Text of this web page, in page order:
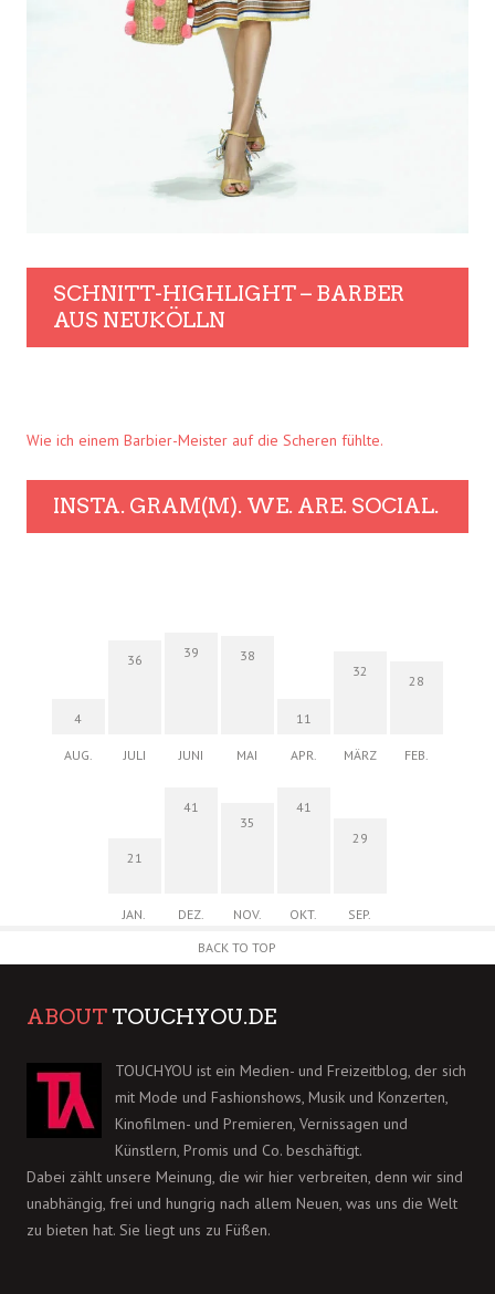
SCHNITT-HIGHLIGHT – BARBER
AUS NEUKÖLLN
Wie ich einem Barbier-Meister auf die Scheren fühlte.
INSTA. GRAM(M). WE. ARE. SOCIAL.
4
AUG.
36
JULI
39
JUNI
38
MAI
11
APR.
32
MÄRZ
28
FEB.
21
JAN.
41
DEZ.
35
NOV.
41
OKT.
29
SEP.
BACK TO TOP
ABOUT TOUCHYOU.DE
TOUCHYOU ist ein Medien- und Freizeitblog, der sich
mit Mode und Fashionshows, Musik und Konzerten,
Kinofilmen- und Premieren, Vernissagen und
Künstlern, Promis und Co. beschäftigt.
Dabei zählt unsere Meinung, die wir hier verbreiten, denn wir sind
unabhängig, frei und hungrig nach allem Neuen, was uns die Welt
zu bieten hat. Sie liegt uns zu Füßen.